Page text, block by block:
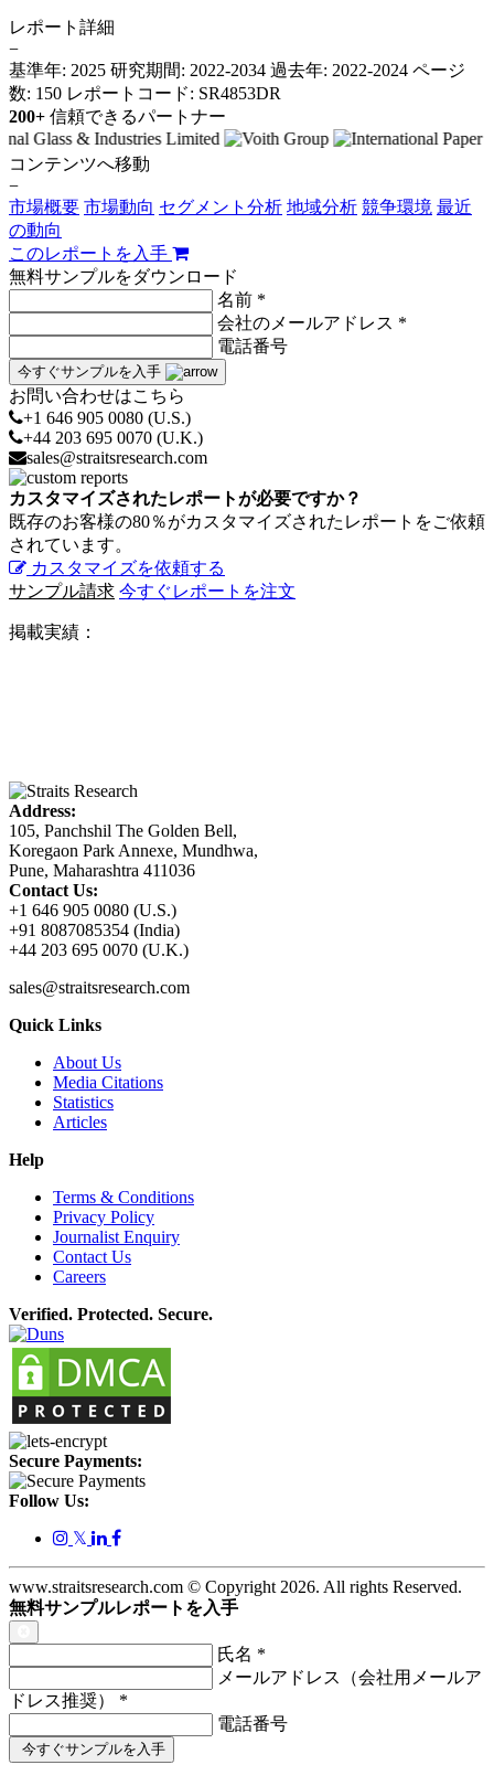
レポート詳細
−
基準年: 2025 研究期間: 2022-2034 過去年: 2022-2024 ページ
数: 150 レポートコード: SR4853DR
200+ 信頼できるパートナー
コンテンツへ移動
−
市場概要 市場動向 セグメント分析 地域分析 競争環境 最近
の動向
このレポートを入手
無料サンプルをダウンロード
名前 *
会社のメールアドレス *
電話番号
今すぐサンプルを入手
お問い合わせはこちら
+1 646 905 0080 (U.S.)
+44 203 695 0070 (U.K.)
sales@straitsresearch.com
カスタマイズされたレポートが必要ですか？
既存のお客様の80％がカスタマイズされたレポートをご依頼
されています。
カスタマイズを依頼する
サンプル請求 今すぐレポートを注文
掲載実績：
Address:
105, Panchshil The Golden Bell,
Koregaon Park Annexe, Mundhwa,
Pune, Maharashtra 411036
Contact Us:
+1 646 905 0080 (U.S.)
+91 8087085354 (India)
+44 203 695 0070 (U.K.)
sales@straitsresearch.com
Quick Links
About Us
Media Citations
Statistics
Articles
Help
Terms & Conditions
Privacy Policy
Journalist Enquiry
Contact Us
Careers
Verified. Protected. Secure.
Secure Payments:
Follow Us:
𝕏
www.straitsresearch.com © Copyright 2026. All rights Reserved.
無料サンプルレポートを入手
氏名 *
メールアドレス（会社用メールア
ドレス推奨） *
電話番号